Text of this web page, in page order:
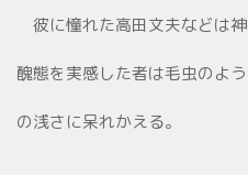
彼に憧れた高田文夫などは
醜態を実感した者は毛虫のよ
の浅さに呆れかえる。